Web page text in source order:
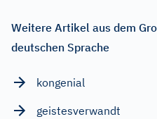
Weitere Artikel aus dem
deutschen Sprache
kongenial
geistesverwandt